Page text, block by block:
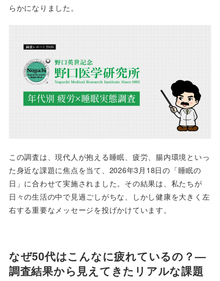
らかになりました。
この調査は、現代人が抱える睡眠、疲労、腸内環境といっ
た身近な課題に焦点を当て、2026年3月18日の「睡眠の
日」に合わせて実施されました。その結果は、私たちが
日々の生活の中で見過ごしがちな、しかし健康を大きく左
右する重要なメッセージを投げかけています。
なぜ50代はこんなに疲れているの？—
調査結果から見えてきたリアルな課題